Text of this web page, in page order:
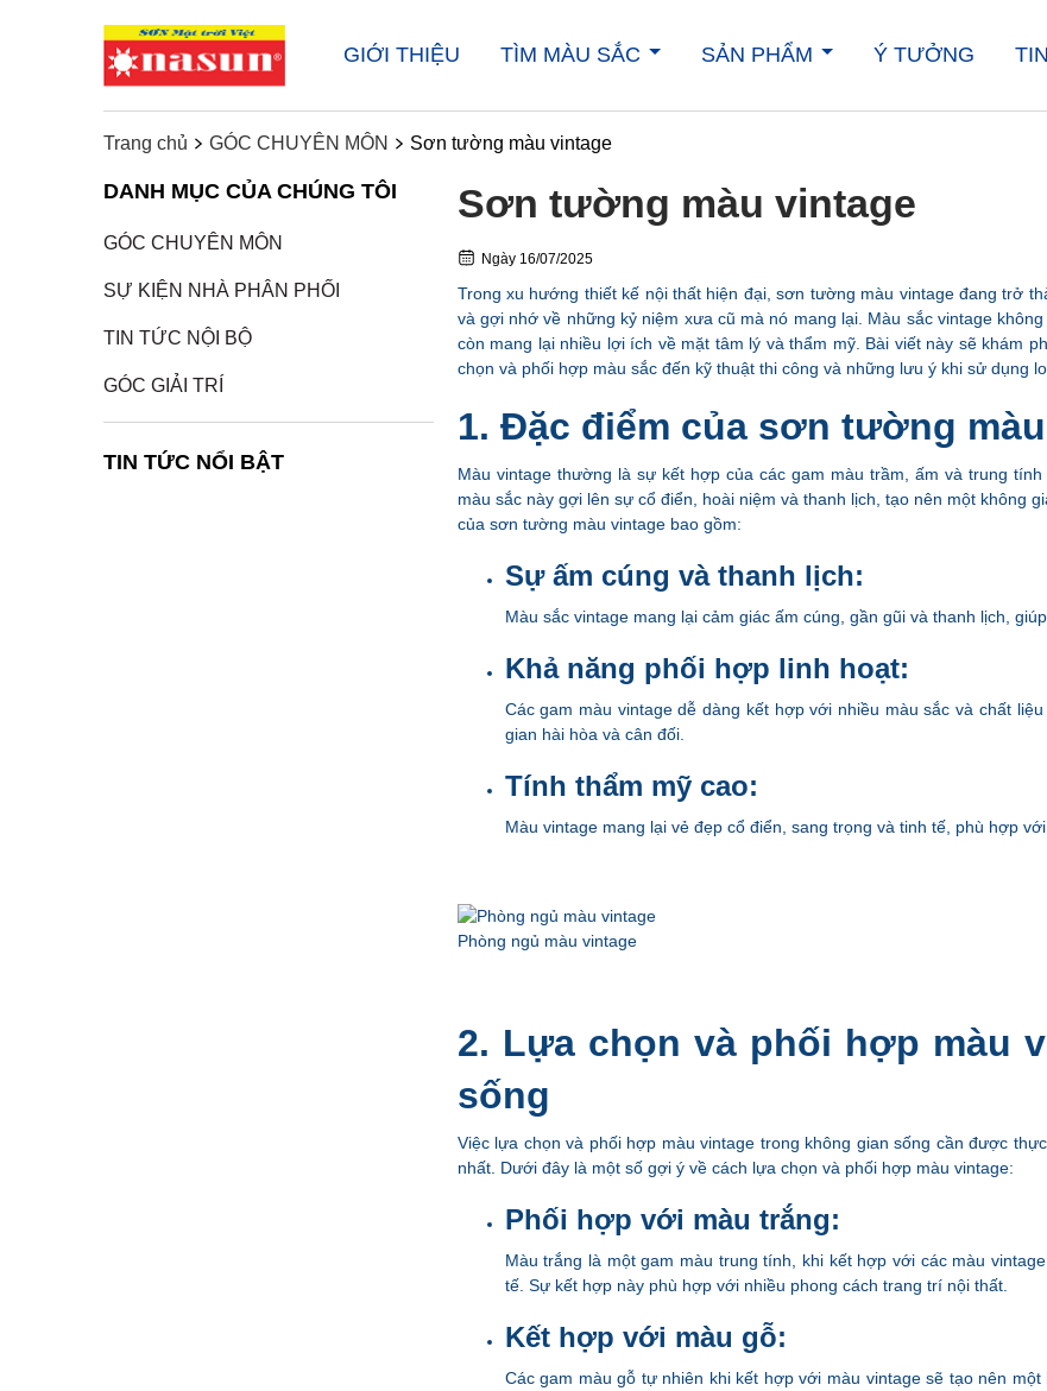
GIỚI THIỆU TÌM MÀU SẮC SẢN PHẨM Ý TƯỞNG
Trang chủ GÓC CHUYÊN MÔN Sơn tường màu vintage
Sơn tường màu vintage
Ngày16/07/2025
Trong xu hướng thiết kế nội thất hiện đại, sơn tường màu vintage đang trở
và gợi nhớ về những kỷ niệm xưa cũ mà nó mang lại. Màu sắc vintage
còn mang lại nhiều lợi ích về mặt tâm lý và thẩm mỹ. Bài viết này sẽ khám
chọn và phối hợp màu sắc đến kỹ thuật thi công và những lưu ý khi sử dụng
1. Đặc điểm của sơn tường
Màu vintage thường là sự kết hợp của các gam màu trầm, ấm và trung
màu sắc này gợi lên sự cổ điển, hoài niệm và thanh lịch, tạo nên một không
của sơn tường màu vintage bao gồm:
Sự ấm cúng và thanh lịch:
Màu sắc vintage mang lại cảm giác ấm cúng, gần gũi và thanh lịch,
Khả năng phối hợp linh hoạt:
Các gam màu vintage dễ dàng kết hợp với nhiều màu sắc và chất
gian hài hòa và cân đối.
Tính thẩm mỹ cao:
Màu vintage mang lại vẻ đẹp cổ điển, sang trọng và tinh tế, phù hợp
Phòng ngủ màu vintage
2. Lựa chọn và phối hợp màu
sống
Việc lựa chọn và phối hợp màu vintage trong không gian sống cần được
nhất. Dưới đây là một số gợi ý về cách lựa chọn và phối hợp màu vintage:
Phối hợp với màu trắng:
Màu trắng là một gam màu trung tính, khi kết hợp với các màu
tế. Sự kết hợp này phù hợp với nhiều phong cách trang trí nội thất.
Kết hợp với màu gỗ:
Các gam màu gỗ tự nhiên khi kết hợp với màu vintage sẽ tạo nên
DANH MỤC CỦA CHÚNG TÔI
GÓC CHUYÊN MÔN
SỰ KIỆN NHÀ PHÂN PHỐI
TIN TỨC NỘI BỘ
GÓC GIẢI TRÍ
TIN TỨC NỔI BẬT